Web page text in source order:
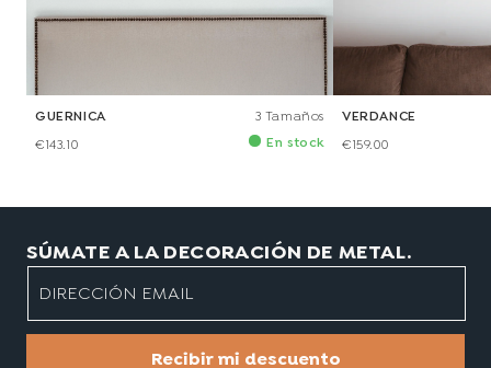
GUERNICA
€143.10
3 Tamaños
En stock
VERDANCE
€159.00
SÚMATE A LA DECORACIÓN DE METAL.
DIRECCIÓN EMAIL
Recibir mi descuento